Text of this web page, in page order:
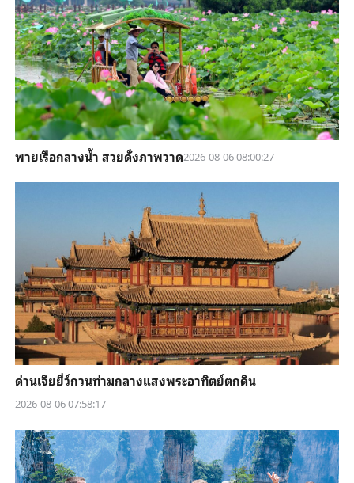
พายเรือกลางน้ำ สวยดั่งภาพวาด2026-08-06 08:00:27
ด่านเจียยี่ว์กวนท่ามกลางแสงพระอาทิตย์ตกดิน
2026-08-06 07:58:17